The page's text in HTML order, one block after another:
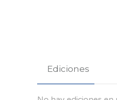
Ediciones